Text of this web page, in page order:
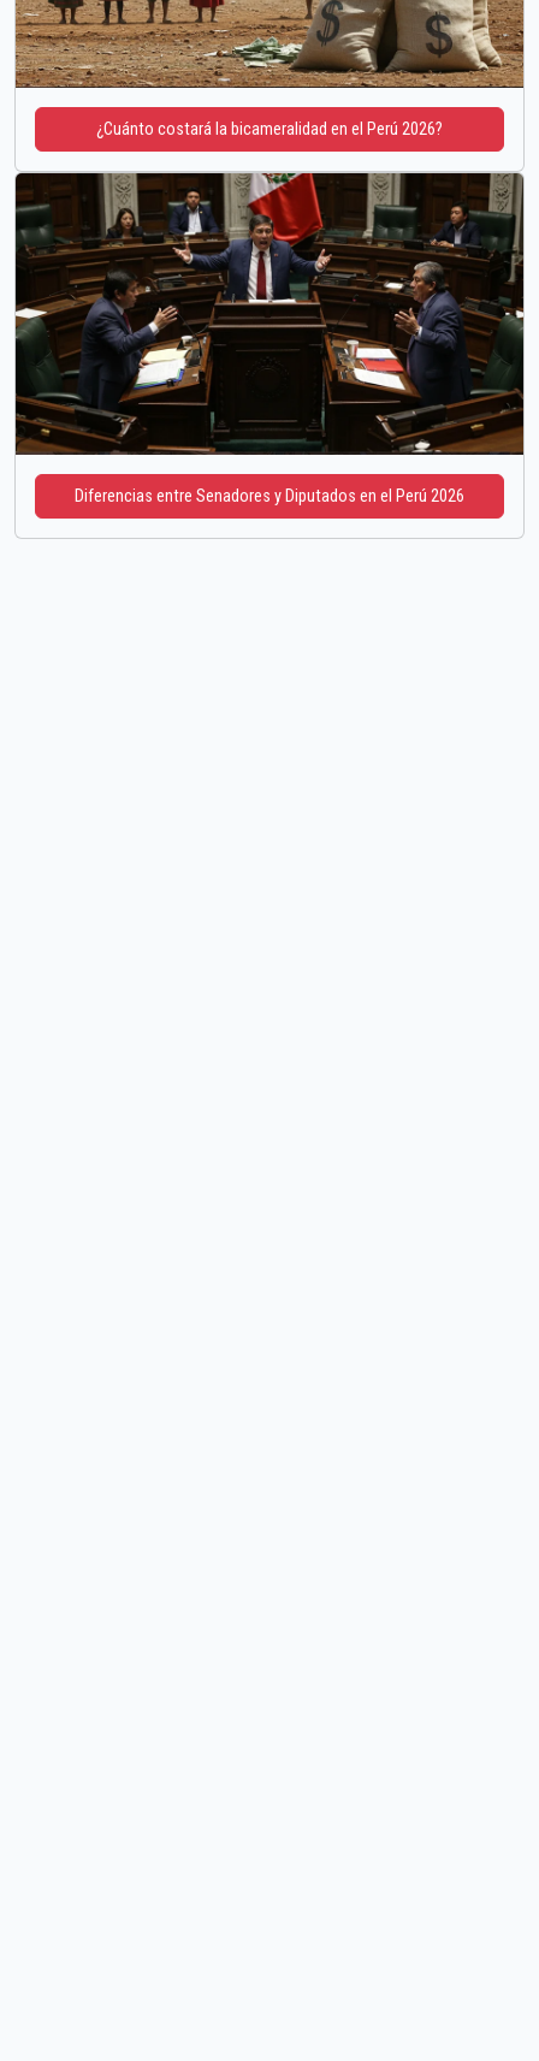
¿Cuánto costará la bicameralidad en el Perú 2026?
Diferencias entre Senadores y Diputados en el Perú 2026